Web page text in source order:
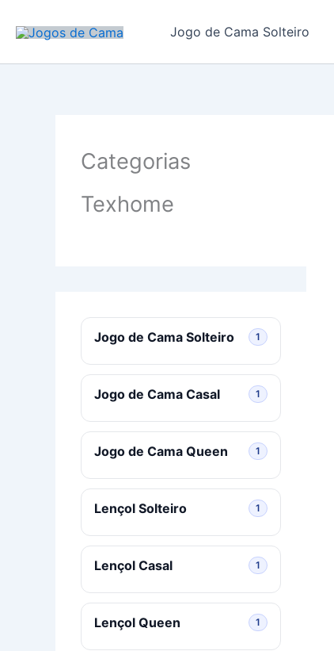
para
Jogo de Cama Solteiro
Categorias
Texhome
Jogo de Cama Solteiro 11 produto
Jogo de Cama Casal 11 produto
Jogo de Cama Queen 11 produto
Lençol Solteiro 11 produto
Lençol Casal 11 produto
Lençol Queen 11 produto